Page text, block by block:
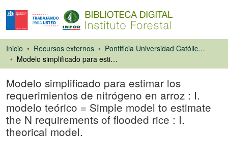
Inicio Recursos externos
Pontificia Universidad Católica de Chile. Facultad de Agronomía e Ingeniería Forestal
Modelo simplificado para estimar los requerimientos de nitrógeno en arroz : I. modelo teórico = Simple model to estimate the N requirements of flooded rice : I. theorical model.
Modelo simplificado para estimar los
requerimientos de nitrógeno en arroz : I.
modelo teórico = Simple model to estimate
the N requirements of flooded rice : I.
theorical model.